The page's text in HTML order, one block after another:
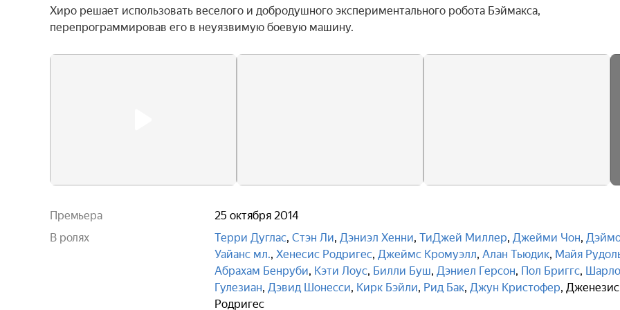
Хиро решает использовать веселого и добродушного экспериментального робота Бэймакса,
перепрограммировав его в неуязвимую боевую машину.
Премьера
25 октября 2014
В ролях
Терри Дуглас, Стэн Ли, Дэниэл Хенни, ТиДжей Миллер, Джейми Чон,
Уайанс мл., Хенесис Родригес, Джеймс Кромуэлл, Алан Тьюдик, Майя
Абрахам Бенруби, Кэти Лоус, Билли Буш, Дэниел Герсон, Пол Бриггс,
Гулезиан, Дэвид Шонесси, Кирк Бэйли, Рид Бак, Джун Кристофер, Дженезис
Родригес